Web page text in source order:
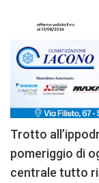
Trotto
pomeriggio di
centrale tutto